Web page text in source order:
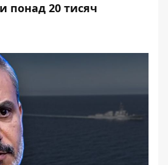
понад 20 тисяч